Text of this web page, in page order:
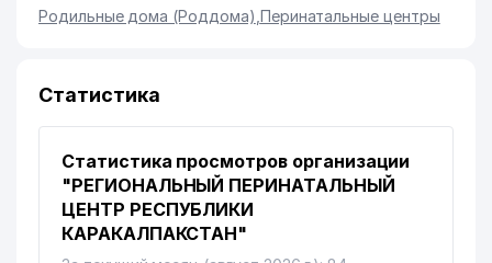
Родильные дома (Роддома) Перинатальные центры
Статистика
Статистика просмотров организации
"РЕГИОНАЛЬНЫЙ ПЕРИНАТАЛЬНЫЙ
ЦЕНТР РЕСПУБЛИКИ
КАРАКАЛПАКСТАН"